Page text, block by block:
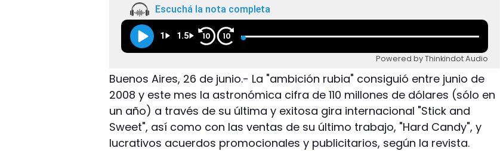
Escuchá la nota completa
1 1.5 10 10
Powered by Thinkindot Audio
Buenos Aires, 26 de junio.- La "ambición rubia" consiguió entre junio de
2008 y este mes la astronómica cifra de 110 millones de dólares (sólo en
un año) a través de su última y exitosa gira internacional "Stick and
Sweet", así como con las ventas de su último trabajo, "Hard Candy", y
lucrativos acuerdos promocionales y publicitarios, según la revista.